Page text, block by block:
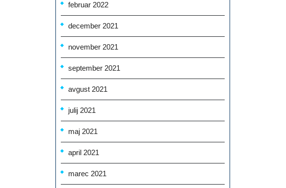
februar 2022
december 2021
november 2021
september 2021
avgust 2021
julij 2021
maj 2021
april 2021
marec 2021